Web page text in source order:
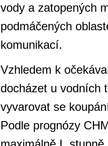
vody a zatopených
podmáčených
komunikací.
Vzhledem k
docházet u vodních
vyvarovat se
Podle prognózy